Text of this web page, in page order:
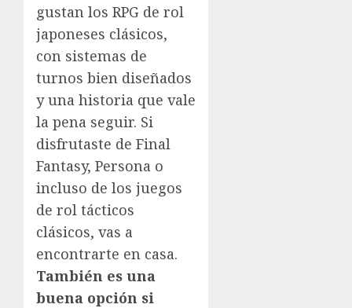
gustan los RPG de rol
japoneses clásicos,
con sistemas de
turnos bien diseñados
y una historia que vale
la pena seguir. Si
disfrutaste de Final
Fantasy, Persona o
incluso de los juegos
de rol tácticos
clásicos, vas a
encontrarte en casa.
También es una
buena opción si